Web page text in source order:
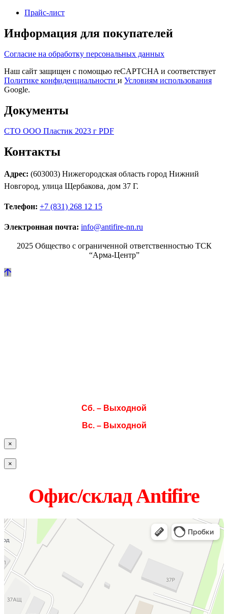
Прайс-лист
Информация для покупателей
Согласие на обработку персональных данных
Наш сайт защищен с помощью reCAPTCHA и соответствует
Политике конфиденциальности и Условиям использования
Google.
Документы
СТО ООО Пластик 2023 г PDF
Контакты
Адрес: (603003) Нижегородская область город Нижний
Новгород, улица Щербакова, дом 37 Г.
Телефон: +7 (831) 268 12 15
Электронная почта: info@antifire-nn.ru
2025 Общество с ограниченной ответственностью ТСК
“Арма-Центр”
Сб. – Выходной
Вс. – Выходной
×
×
Офис/склад Antifire